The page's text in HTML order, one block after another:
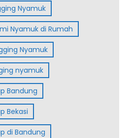
Nyamuk
Nyamuk di Rumah
Nyamuk
nyamuk
Bandung
Bekasi
di Bandung